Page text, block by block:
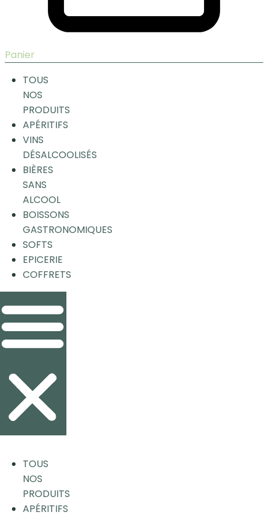
Panier
TOUS
NOS
PRODUITS
APÉRITIFS
VINS
DÉSALCOOLISÉS
BIÈRES
SANS
ALCOOL
BOISSONS
GASTRONOMIQUES
SOFTS
EPICERIE
COFFRETS
TOUS
NOS
PRODUITS
APÉRITIFS